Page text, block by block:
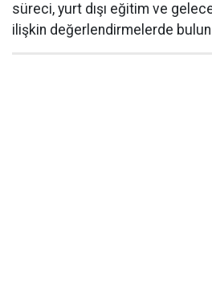
süreci, yurt dışı eğitim ve
ilişkin değerlendirmelerde